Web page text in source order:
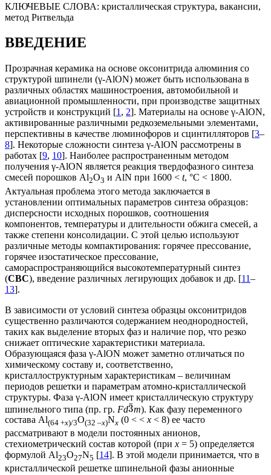
КЛЮЧЕВЫЕ СЛОВА: кристаллическая структура, вакансии,
метод Ритвельда
ВВЕДЕНИЕ
Прозрачная керамика на основе оксонитрида алюминия со
структурой шпинели (γ-AlON) может быть использована в
различных областях машиностроения, автомобильной и
авиационной промышленности, при производстве защитных
устройств и конструкций [1 , 2]. Материалы на основе γ-AlON,
активированные различными редкоземельными элементами,
перспективны в качестве люминофоров и сцинтилляторов [3–
8]. Некоторые сложности синтеза γ-AlON рассмотрены в
работах [9, 10]. Наиболее распространенным методом
получения γ-AlON является реакция твердофазного синтеза
смесей порошков Al2O3 и AlN при 1600 < t, °С < 1800.
Актуальная проблема этого метода заключается в
установлении оптимальных параметров синтеза образцов:
дисперсности исходных порошков, соотношения
компонентов, температуры и длительности обжига смесей, а
также степени консолидации. С этой целью используют
различные методы компактирования: горячее прессование,
горячее изостатическое прессование,
самораспространяющийся высокотемпературный синтез
(СВС), введение различных легирующих добавок и др. [11–
13].
В зависимости от условий синтеза образцы оксонитридов
существенно различаются содержанием неоднородностей,
таких как выделение вторых фаз и наличие пор, что резко
снижает оптические характеристики материала.
Образующаяся фаза γ-AlON может заметно отличаться по
химическому составу и, соответственно,
кристаллоструктурным характеристикам – величинам
периодов решетки и параметрам атомно-кристаллической
структуры. Фаза γ-AlON имеет кристаллическую структуру
шпинельного типа (пр. гр. Fd3
¯m). Как фазу переменного
состава Al(64 +x)/3O(32 –x)Nx (0 < < x < 8) ее часто
рассматривают в модели постоянных анионов,
стехиометрический состав которой (при х = 5) определяется
формулой Al23O27N5 [14]. В этой модели принимается, что в
кристаллической решетке шпинельной фазы анионные